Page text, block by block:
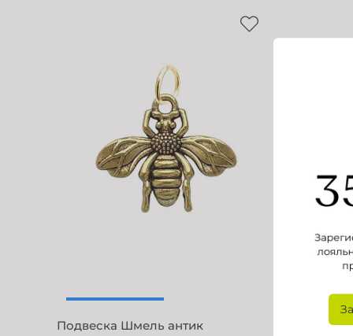
Подвеска Шмель антик